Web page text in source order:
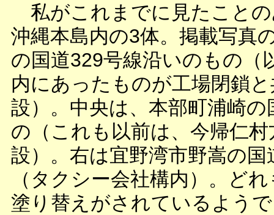
私がこれまでに見たこと
沖縄本島内の3体。掲載写真
の国道329号線沿いのもの（
内にあったものが工場閉鎖
設）。中央は、本部町浦崎
の（これも以前は、今帰仁
設）。右は宜野湾市野嵩の
（タクシー会社構内）。ど
塗り替えがされているよう